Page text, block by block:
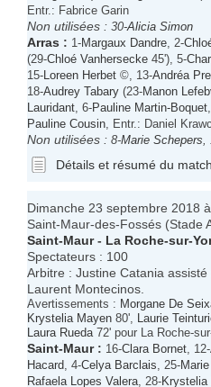
Entr.: Fabrice Garin
Non utilisées : 30-Alicia Simon
Arras : 1-Margaux Dandre , 2-
(29-Chloé Vanhersecke 45'), 5-
15- Loreen Herbet ©, 13-Andréa
18-Audrey Tabary (23-Manon
Lauridant , 6-Pauline Martin-Boquet
Pauline Cousin , Entr.: Daniel
Non utilisées : 8-Marie Schepers
Détails et résumé du match
Dimanche 23 septembre 2018
Saint-Maur-des-Fossés (Stade
Saint-Maur- La Roche-sur-
Spectateurs : 100
Arbitre : Justine Catania
Laurent Montecinos.
Avertissements : Morgane De
Krystelia Mayen 80', Laurie
Laura Rueda 72' pour La Roche-
Saint-Maur: 16-Clara Bornet , 12-
Hacard , 4-Celya Barclais , 25-
Rafaela Lopes Valera , 28-Krystelia